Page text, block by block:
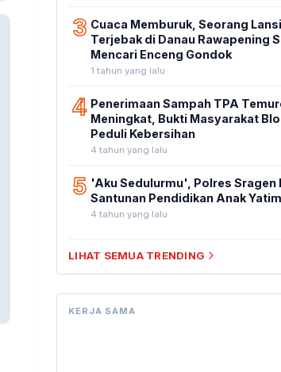
3 Cuaca Memburuk, Seorang
Terjebak di Danau Rawapening
Mencari Enceng Gondok
1 tahun yang lalu
4 Penerimaan Sampah TPA
Meningkat, Bukti Masyarakat
Peduli Kebersihan
4 tahun yang lalu
5 'Aku Sedulurmu', Polres Sragen
Santunan Pendidikan Anak
4 tahun yang lalu
LIHAT SEMUA TRENDING
KERJA SAMA